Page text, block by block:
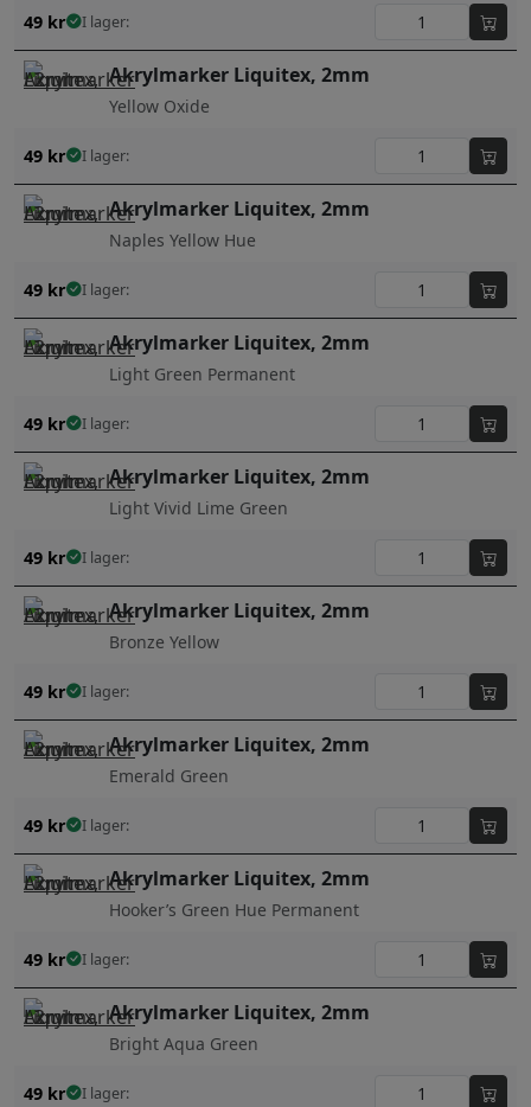
49 kr I lager:
Akrylmarker Liquitex, 2mm
Yellow Oxide
49 kr I lager:
Akrylmarker Liquitex, 2mm
Naples Yellow Hue
49 kr I lager:
Akrylmarker Liquitex, 2mm
Light Green Permanent
49 kr I lager:
Akrylmarker Liquitex, 2mm
Light Vivid Lime Green
49 kr I lager:
Akrylmarker Liquitex, 2mm
Bronze Yellow
49 kr I lager:
Akrylmarker Liquitex, 2mm
Emerald Green
49 kr I lager:
Akrylmarker Liquitex, 2mm
Hooker’s Green Hue Permanent
49 kr I lager:
Akrylmarker Liquitex, 2mm
Bright Aqua Green
49 kr I lager: